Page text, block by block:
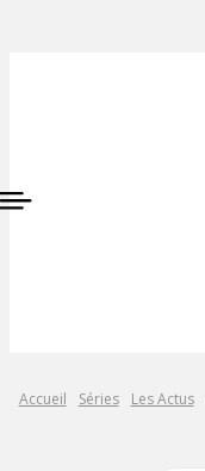
Accueil Séries Les Actus